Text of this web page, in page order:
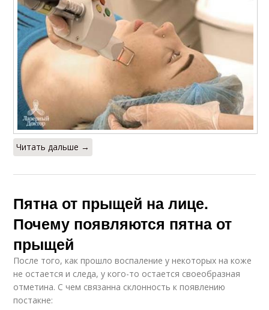
Читать дальше →
Пятна от прыщей на лице.
Почему появляются пятна от
прыщей
После того, как прошло воспаление у некоторых на коже
не остается и следа, у кого-то остается своеобразная
отметина. С чем связанна склонность к появлению
постакне: